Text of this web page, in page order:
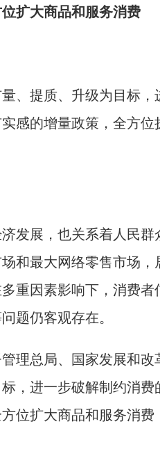
扩大商品和服务消费
提质、升级为目标，
感的增量政策，全方
展，也关系着人民群
和最大网络零售市场
重因素影响下，消费
题仍客观存在。
总局、国家发展和改
，进一步破解制约消
位扩大商品和服务消